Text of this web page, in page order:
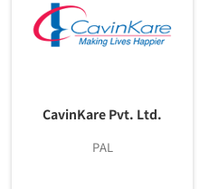
CavinKare Pvt. Ltd.
PAL